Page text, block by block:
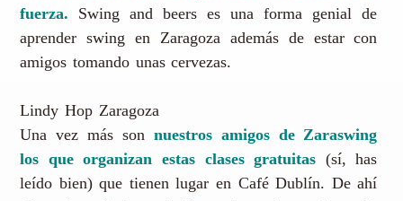
fuerza. Swing and beers es una forma genial de
aprender swing en Zaragoza además de estar con
amigos tomando unas cervezas.
Lindy Hop Zaragoza
Una vez más son nuestros amigos de Zaraswing
los que organizan estas clases gratuitas (sí, has
leído bien) que tienen lugar en Café Dublín. De ahí